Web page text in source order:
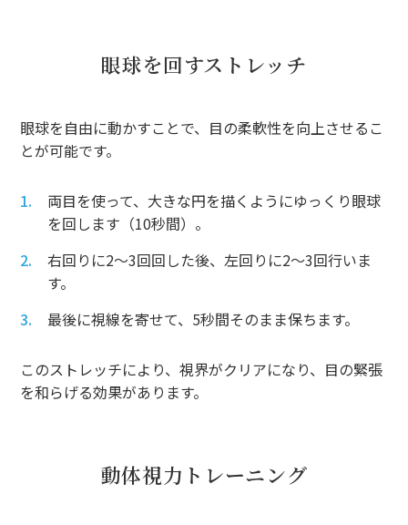
眼球を回すストレッチ
眼球を自由に動かすことで、目の柔軟性を向上させるこ
とが可能です。
両目を使って、大きな円を描くようにゆっくり眼球
を回します（10秒間）。
右回りに2〜3回回した後、左回りに2〜3回行いま
す。
最後に視線を寄せて、5秒間そのまま保ちます。
このストレッチにより、視界がクリアになり、目の緊張
を和らげる効果があります。
動体視力トレーニング